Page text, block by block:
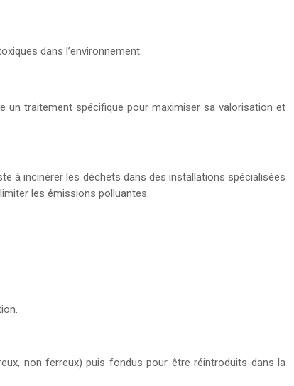
dans l’environnement.
un traitement spécifique pour maximiser sa valorisation et
à incinérer les déchets dans des installations spécialisées
les émissions polluantes.
non ferreux) puis fondus pour être réintroduits dans la